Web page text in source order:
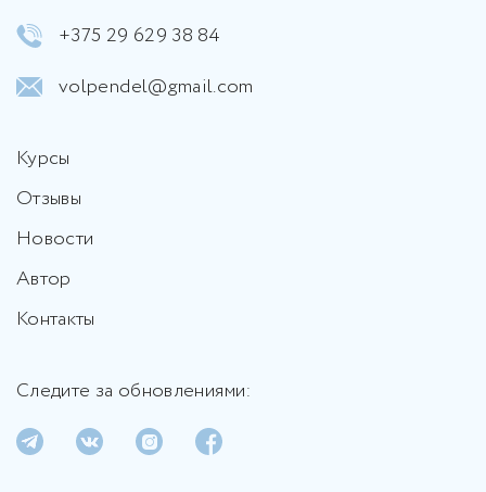
+375 29 629 38 84
volpendel@gmail.com
Курсы
Отзывы
Новости
Автор
Контакты
Следите за обновлениями: